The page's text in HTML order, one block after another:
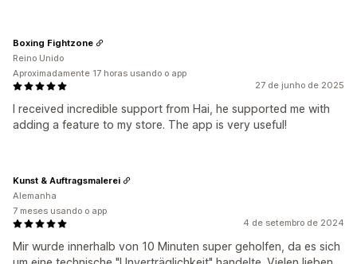
27 de junho de 2025
I received incredible support from Hai, he supported me with
adding a feature to my store. The app is very useful!
Boxing Fightzone
Reino Unido
Aproximadamente 17 horas usando o app
4 de setembro de 2024
Mir wurde innerhalb von 10 Minuten super geholfen, da es sich
Kunst & Auftragsmalerei
Alemanha
7 meses usando o app